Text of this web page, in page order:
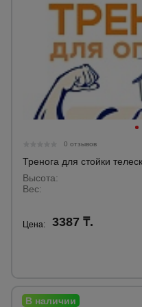
0 отзывов
Тренога для стойки
Высота:
Вес:
Цена: 3387 ₸.